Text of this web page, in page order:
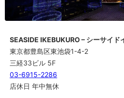
SEASIDE IKEBUKURO – シーサイド
東京都豊島区東池袋1-4-2
三経33ビル 5F
03-6915-2286
店休日 年中無休